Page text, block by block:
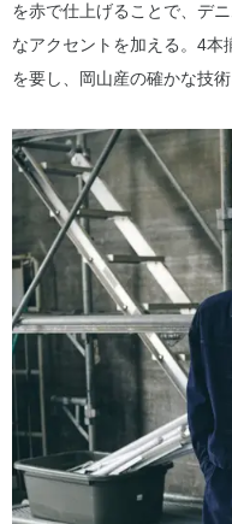
を赤で仕上げることで、デ
なアクセントを加える。4
を要し、岡山産の確かな技